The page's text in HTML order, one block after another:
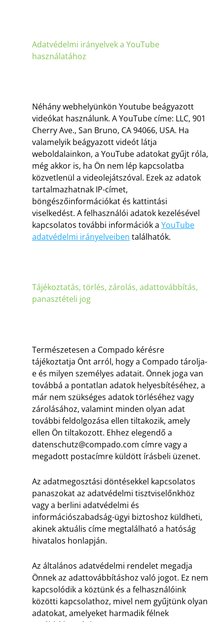
Adatvédelmi irányelvek a YouTube
használatához
Néhány webhelyünkön Youtube beágyazott
videókat használunk. A YouTube címe: LLC, 901
Cherry Ave., San Bruno, CA 94066, USA. Ha
valamelyik beágyazott videót látja
weboldalainkon, a YouTube adatokat gyűjt róla,
még akkor is, ha Ön nem lép kapcsolatba
közvetlenül a videolejátszóval. Ezek az adatok
tartalmazhatnak IP-címet,
böngészőinformációkat és kattintási
viselkedést. A felhasználói adatok kezelésével
kapcsolatos további információk a YouTube
adatvédelmi irányelveiben találhatók.
Tájékoztatás, törlés, zárolás, adattovábbítás,
panasztételi jog
Természetesen a Compado kérésre
tájékoztatja Önt arról, hogy a Compado tárolja-
e és milyen személyes adatait. Önnek joga van
továbbá a pontatlan adatok helyesbítéséhez, a
már nem szükséges adatok törléséhez vagy
zárolásához, valamint minden olyan adat
további feldolgozása ellen tiltakozik, amely
ellen Ön tiltakozott. Ehhez elegendő a
datenschutz@compado.com címre vagy a
megadott postacímre küldött írásbeli üzenet.
Az adatmegosztási döntésekkel kapcsolatos
panaszokat az adatvédelmi tisztviselőnkhöz
vagy a berlini adatvédelmi és
információszabadság-ügyi biztoshoz küldheti,
akinek aktuális címe megtalálható a hatóság
hivatalos honlapján.
Az általános adatvédelmi rendelet megadja
Önnek az adattovábbításhoz való jogot. Ez nem
kapcsolódik a köztünk és a felhasználóink
közötti kapcsolathoz, mivel nem gyűjtünk olyan
adatokat, amelyeket harmadik félnek